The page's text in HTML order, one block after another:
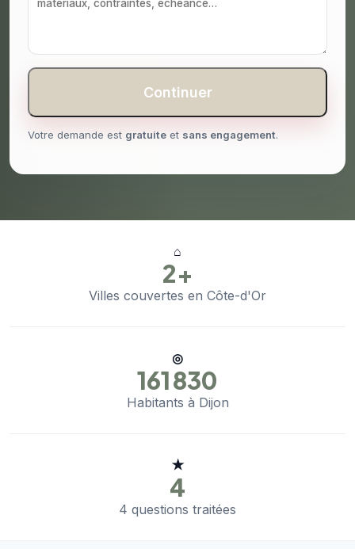
Continuer
Votre demande est gratuite et sans engagement.
⌂
2+
Villes couvertes en Côte-d'Or
◎
161 830
Habitants à Dijon
★
4
4 questions traitées